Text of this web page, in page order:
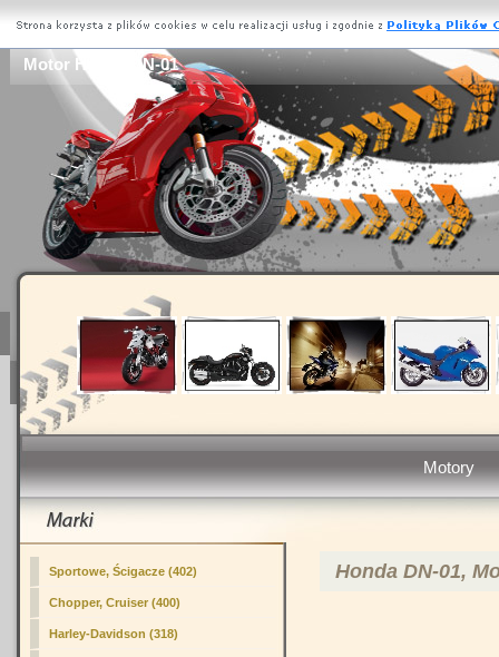
Motor Honda DN-01
Motory
Sportowe, Ścigacze (402)
Chopper, Cruiser (400)
Harley-Davidson (318)
Honda DN-01,